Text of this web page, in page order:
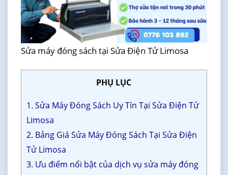
Sửa máy đóng sách tại Sửa Điện Tử Limosa
PHỤ LỤC
1. Sửa Máy Đóng Sách Uy Tín Tại Sửa Điện Tử
Limosa
2. Bảng Giá Sửa Máy Đóng Sách Tại Sửa Điện
Tử Limosa
3. Ưu điểm nổi bật của dịch vụ sửa máy đóng